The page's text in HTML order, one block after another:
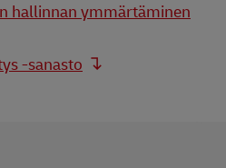
hallinnan ymmärtäminen
-sanasto